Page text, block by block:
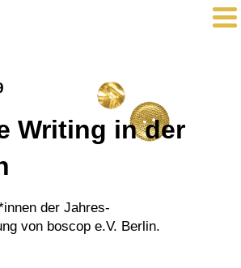
Writing in der
von boscop e.V. Berlin.